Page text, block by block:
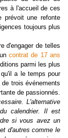
à l'accueil de ces
prévoit une refonte
toujours plus
d'engager de telles
contrat de 17 ans
parmi les plus
a le temps pour
trois événements
de passionnés.
L'alternative
calendrier. Il est
si vous avez un
d'autres comme le